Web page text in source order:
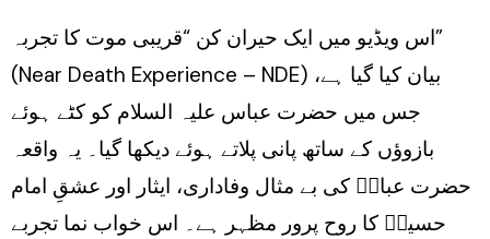
اس ویڈیو میں ایک حیران کن “قریبی موت کا تجربہ”
(Near Death Experience – NDE) بیان کیا گیا ہے،
جس میں حضرت عباس علیہ السلام کو کٹے ہوئے
بازوؤں کے ساتھ پانی پلاتے ہوئے دیکھا گیا۔ یہ واقعہ
حضرت عباسؑ کی بے مثال وفاداری، ایثار اور عشقِ امام
حسینؑ کا روح پرور مظہر ہے۔ اس خواب نما تجربے
pilana!